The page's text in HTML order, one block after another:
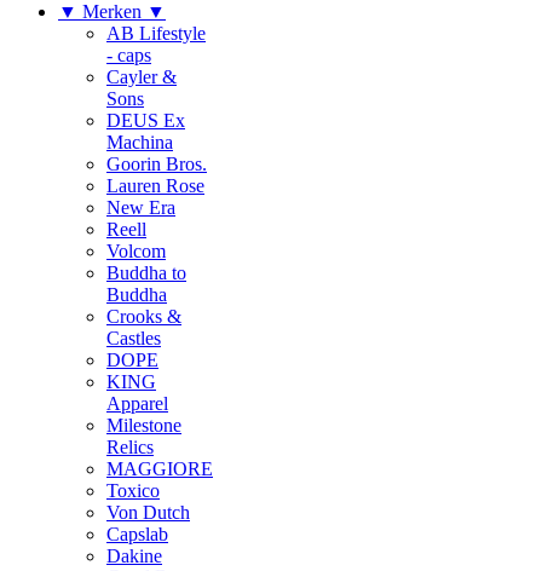
▼ Merken ▼
AB Lifestyle
- caps
Cayler &
Sons
DEUS Ex
Machina
Goorin Bros.
Lauren Rose
New Era
Reell
Volcom
Buddha to
Buddha
Crooks &
Castles
DOPE
KING
Apparel
Milestone
Relics
MAGGIORE
Toxico
Von Dutch
Capslab
Dakine